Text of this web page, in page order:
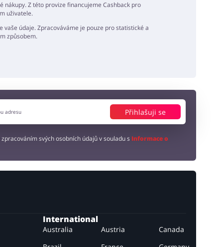
Z této provize financujeme Cashback pro
uživatele.
údaje. Zpracováváme je pouze pro statistické a
způsobem.
Přihlašuji se
svých osobních údajů v souladu s Informace o
International
Australia Austria
Canada